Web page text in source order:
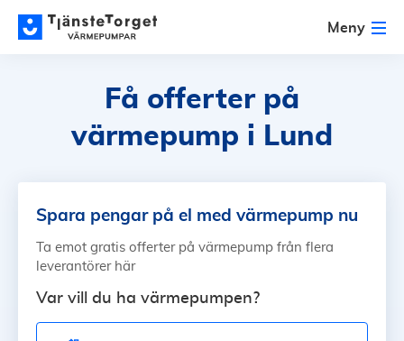
Meny
Få offerter på
värmepump i Lund
Spara pengar på el med värmepump nu
Ta emot gratis offerter på värmepump från flera
leverantörer här
Var vill du ha värmepumpen?